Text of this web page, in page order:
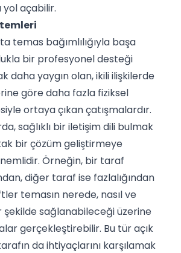
yol açabilir.
temas bağımlılığıyla başa
bir profesyonel desteği
daha yaygın olan, ikili ilişkilerde
göre daha fazla fiziksel
ortaya çıkan çatışmalardır.
sağlıklı bir iletişim dili bulmak
bir çözüm geliştirmeye
Örneğin, bir taraf
diğer taraf ise fazlalığından
temasın nerede, nasıl ve
sağlanabileceği üzerine
gerçekleştirebilir. Bu tür açık
da ihtiyaçlarını karşılamak